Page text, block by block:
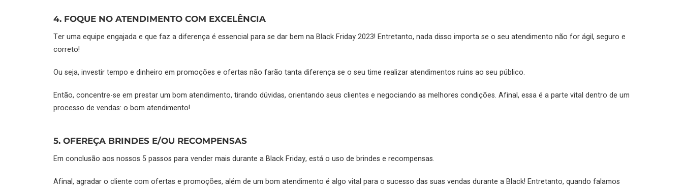
4. FOQUE NO ATENDIMENTO COM EXCELÊNCIA
Ter uma equipe engajada e que faz a diferença é essencial para se dar bem na Black Friday 2023! Entretanto, nada disso importa se o seu atendimento não for ágil, seguro e
correto!
Ou seja, investir tempo e dinheiro em promoções e ofertas não farão tanta diferença se o seu time realizar atendimentos ruins ao seu público.
Então, concentre-se em prestar um bom atendimento, tirando dúvidas, orientando seus clientes e negociando as melhores condições. Afinal, essa é a parte vital dentro de um
processo de vendas: o bom atendimento!
5. OFEREÇA BRINDES E/OU RECOMPENSAS
Em conclusão aos nossos 5 passos para vender mais durante a Black Friday, está o uso de brindes e recompensas.
Afinal, agradar o cliente com ofertas e promoções, além de um bom atendimento é algo vital para o sucesso das suas vendas durante a Black! Entretanto, quando falamos